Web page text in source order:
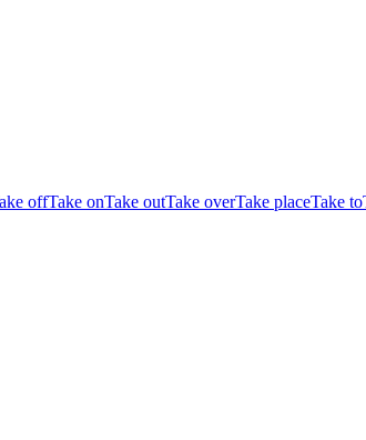
offTake onTake outTake overTake placeTake to